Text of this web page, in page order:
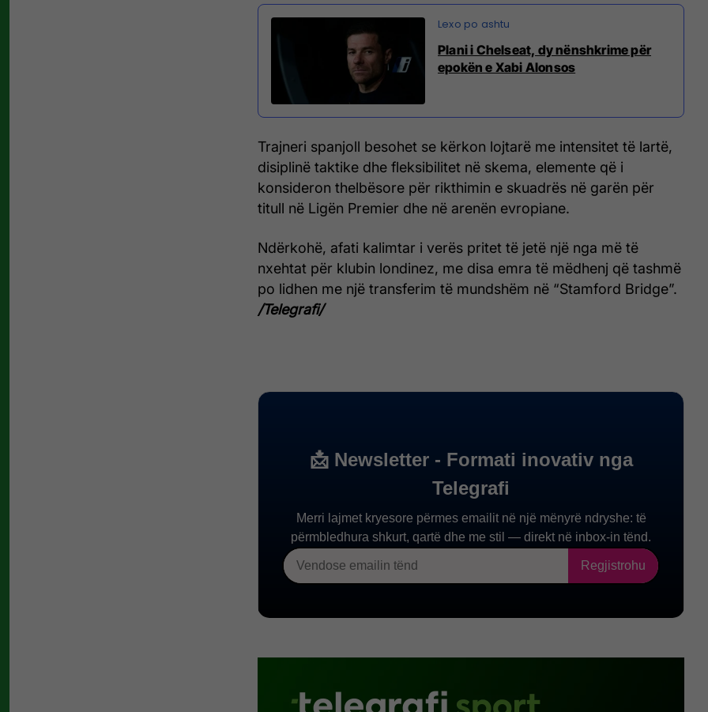
Plani i Chelseat, dy nënshkrime për
epokën e Xabi Alonsos
Trajneri spanjoll besohet se kërkon lojtarë me intensitet të lartë,
disiplinë taktike dhe fleksibilitet në skema, elemente që i
konsideron thelbësore për rikthimin e skuadrës në garën për
titull në Ligën Premier dhe në arenën evropiane.
Ndërkohë, afati kalimtar i verës pritet të jetë një nga më të
nxehtat për klubin londinez, me disa emra të mëdhenj që tashmë
po lidhen me një transferim të mundshëm në “Stamford Bridge”.
/Telegrafi/